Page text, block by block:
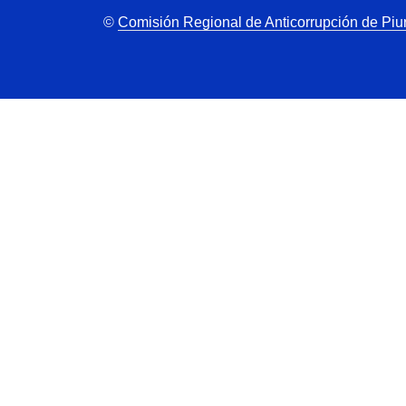
© Comisión Regional de Anticorrupción de